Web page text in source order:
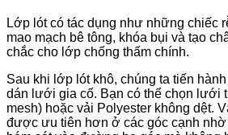
Lớp lót có tác dụng như những chiếc
mao mạch bê tông, khóa bụi và tạo
chắc cho lớp chống thấm chính.
Sau khi lớp lót khô, chúng ta tiến
dán lưới gia cố. Bạn có thể chọn lưới
mesh) hoặc vải Polyester không dệt.
được ưu tiên hơn ở các góc cạnh nhờ